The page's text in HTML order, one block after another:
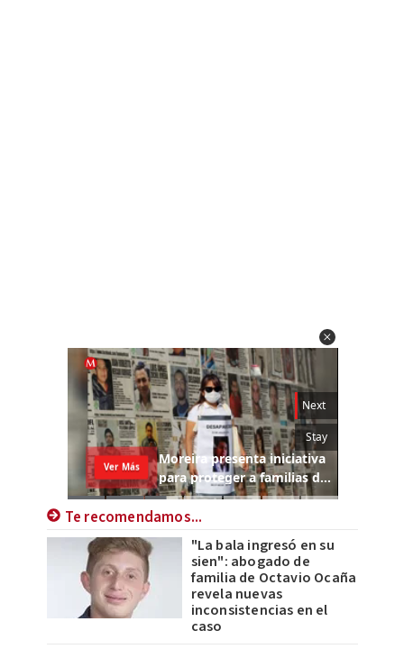
Te recomendamos...
"La bala ingresó en su
sien": abogado de
familia de Octavio Ocaña
revela nuevas
inconsistencias en el
caso